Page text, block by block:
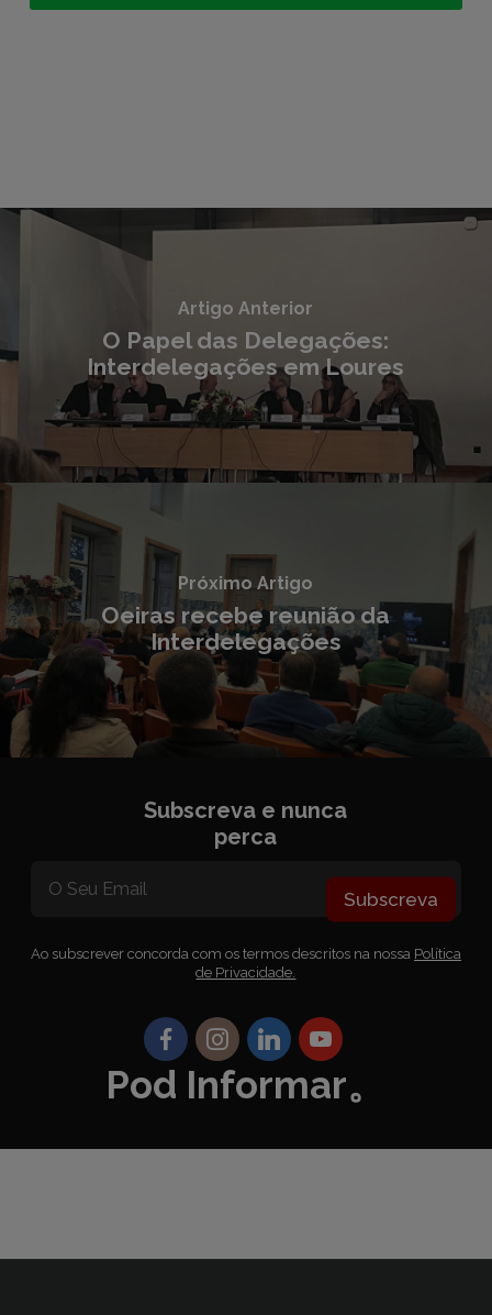
Artigo Anterior
O Papel das Delegações:
Interdelegações em Loures
Próximo Artigo
Oeiras recebe reunião da
Interdelegações
Subscreva e nunca
perca
Subscreva
Ao subscrever concorda com os termos descritos na nossa Política
de Privacidade.
Pod Informar。